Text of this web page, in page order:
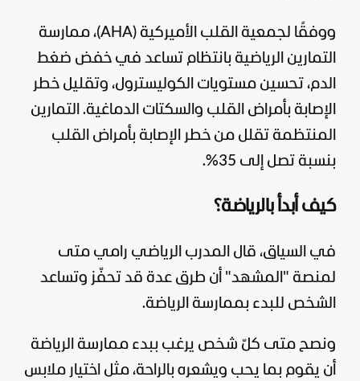
ووفقًا لجمعية القلب الأميركية (AHA)، ممارسة
التمارين الرياضية بانتظام تساعد في خفض ضغط
الدم، تحسين مستويات الكوليسترول، وتقليل خطر
الإصابة بأمراض القلب والسكتات الدماغية. التمارين
المنتظمة تقلل من خطر الإصابة بأمراض القلب
بنسبة تصل إلى 35%.
كيف أبدأ بالرياضة؟
في السياق، قال المدرب الرياضي رامي متى
لمنصة " المشهد" أن طرق عدة قد تحفّز وتساعد
الشخص للبدء بممارسة الرياضة.
ونصح متى كلّ شخص يرغب ببدء ممارسة الرياضة
أن يقوم بما يحب ويشعره بالراحة، مثل اختيار ملابس